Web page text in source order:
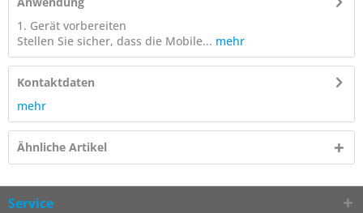
1. Gerät vorbereiten
Stellen Sie sicher, dass die Mobile... mehr
Kontaktdaten
mehr
Ähnliche Artikel
Service